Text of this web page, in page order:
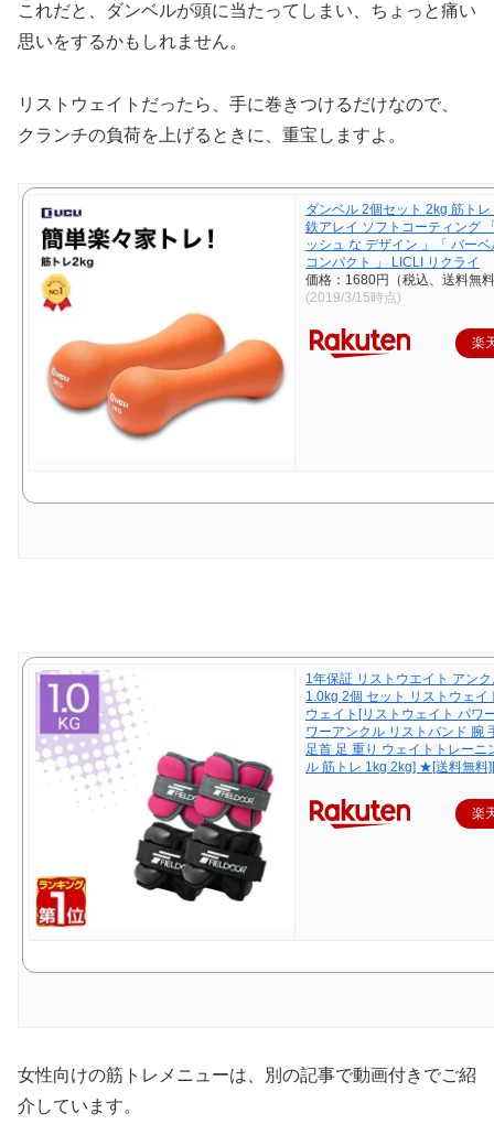
これだと、ダンベルが頭に当たってしまい、ちょっと痛い
思いをするかもしれません。
リストウェイトだったら、手に巻きつけるだけなので、
クランチの負荷を上げるときに、重宝しますよ。
ダンベル 2個セット 2kg 筋ト
鉄アレイ ソフトコーティング
ッシュ な デザイン 」「 バー
コンパクト 」 LICLI リクライ
価格：1680円（税込、送料無
(2019/3/15時点)
楽
1年保証 リストウエイト アン
1.0kg 2個 セット リストウェイ
ウェイト[リストウェイト パワ
ワーアンクル リストバンド 腕
足首 足 重り ウェイトトレーニ
ル 筋トレ 1kg 2kg] ★[送料無料
楽
女性向けの筋トレメニューは、別の記事で動画付きでご紹
介しています。